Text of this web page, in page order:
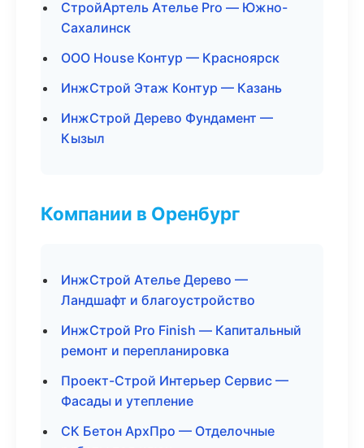
СтройАртель Ателье Pro — Южно-
Сахалинск
ООО House Контур — Красноярск
ИнжСтрой Этаж Контур — Казань
ИнжСтрой Дерево Фундамент —
Кызыл
Компании в Оренбург
ИнжСтрой Ателье Дерево —
Ландшафт и благоустройство
ИнжСтрой Pro Finish — Капитальный
ремонт и перепланировка
Проект-Строй Интерьер Сервис —
Фасады и утепление
СК Бетон АрхПро — Отделочные